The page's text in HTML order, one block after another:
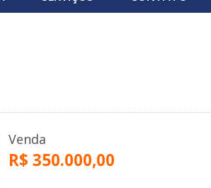
Venda
R$ 350.000,00